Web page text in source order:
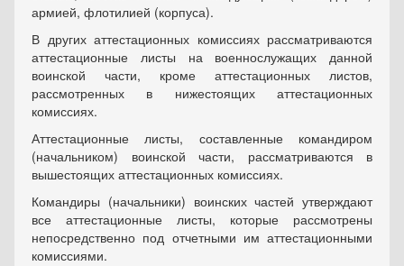
армией, флотилией (корпуса).
В других аттестационных комиссиях рассматриваются
аттестационные листы на военнослужащих данной
воинской части, кроме аттестационных листов,
рассмотренных в нижестоящих аттестационных
комиссиях.
Аттестационные листы, составленные командиром
(начальником) воинской части, рассматриваются в
вышестоящих аттестационных комиссиях.
Командиры (начальники) воинских частей утверждают
все аттестационные листы, которые рассмотрены
непосредственно под отчетными им аттестационными
комиссиями.